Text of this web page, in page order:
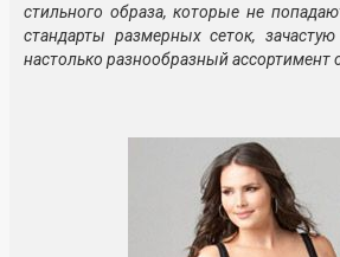
стильного образа, которые не
стандарты размерных сеток,
настолько разнообразный ассортимент